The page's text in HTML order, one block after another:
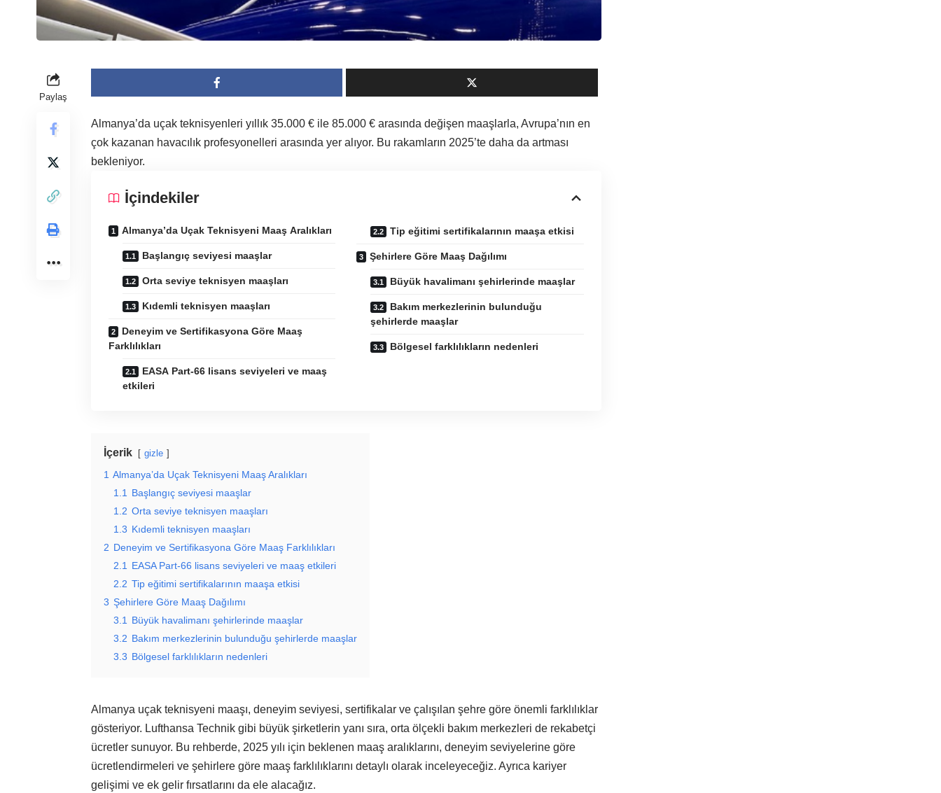
Paylaş
Almanya’da uçak teknisyenleri yıllık 35.000 € ile 85.000 € arasında değişen maaşlarla, Avrupa’nın en
çok kazanan havacılık profesyonelleri arasında yer alıyor. Bu rakamların 2025’te daha da artması
bekleniyor.
İçindekiler
Almanya’da Uçak Teknisyeni Maaş Aralıkları
Başlangıç seviyesi maaşlar
Orta seviye teknisyen maaşları
Kıdemli teknisyen maaşları
Deneyim ve Sertifikasyona Göre Maaş
Farklılıkları
EASA Part-66 lisans seviyeleri ve maaş
etkileri
Tip eğitimi sertifikalarının maaşa etkisi
Şehirlere Göre Maaş Dağılımı
Büyük havalimanı şehirlerinde maaşlar
Bakım merkezlerinin bulunduğu
şehirlerde maaşlar
Bölgesel farklılıkların nedenleri
İçerik gizle
1 Almanya’da Uçak Teknisyeni Maaş Aralıkları
1.1 Başlangıç seviyesi maaşlar
1.2 Orta seviye teknisyen maaşları
1.3 Kıdemli teknisyen maaşları
2 Deneyim ve Sertifikasyona Göre Maaş Farklılıkları
2.1 EASA Part-66 lisans seviyeleri ve maaş etkileri
2.2 Tip eğitimi sertifikalarının maaşa etkisi
3 Şehirlere Göre Maaş Dağılımı
3.1 Büyük havalimanı şehirlerinde maaşlar
3.2 Bakım merkezlerinin bulunduğu şehirlerde maaşlar
3.3 Bölgesel farklılıkların nedenleri
Almanya uçak teknisyeni maaşı, deneyim seviyesi, sertifikalar ve çalışılan şehre göre önemli farklılıklar
gösteriyor. Lufthansa Technik gibi büyük şirketlerin yanı sıra, orta ölçekli bakım merkezleri de rekabetçi
ücretler sunuyor. Bu rehberde, 2025 yılı için beklenen maaş aralıklarını, deneyim seviyelerine göre
ücretlendirmeleri ve şehirlere göre maaş farklılıklarını detaylı olarak inceleyeceğiz. Ayrıca kariyer
gelişimi ve ek gelir fırsatlarını da ele alacağız.